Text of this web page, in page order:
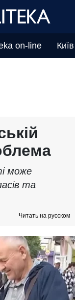
on-line Київ
може
та
Читать на русском